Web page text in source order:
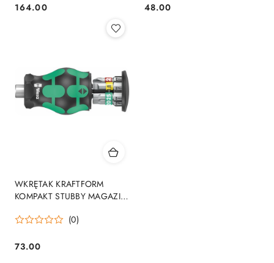
Cena:
164.00 Cena:
48.00
WKRĘTAK KRAFTFORM
KOMPAKT STUBBY MAGAZIN
(0)
Cena:
73.00